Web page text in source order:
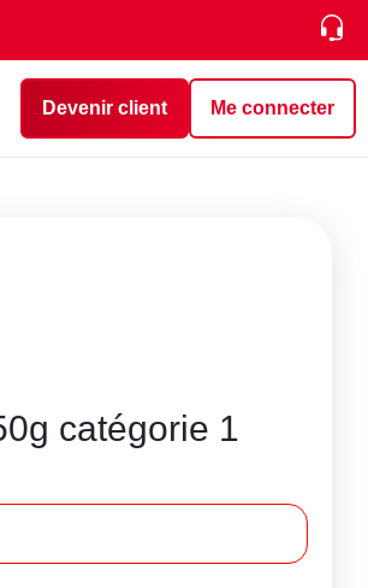
Devenir client Me connecter
catégorie 1